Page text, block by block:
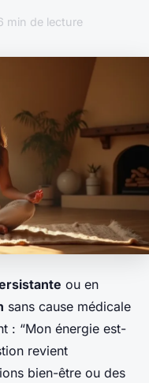
min de lecture
ou en
sans cause médicale
: “Mon énergie est-
revient
bien-être ou des